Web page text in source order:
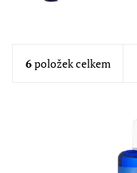
6položek celkem
Latinský název
Větvičky/Listy Země...